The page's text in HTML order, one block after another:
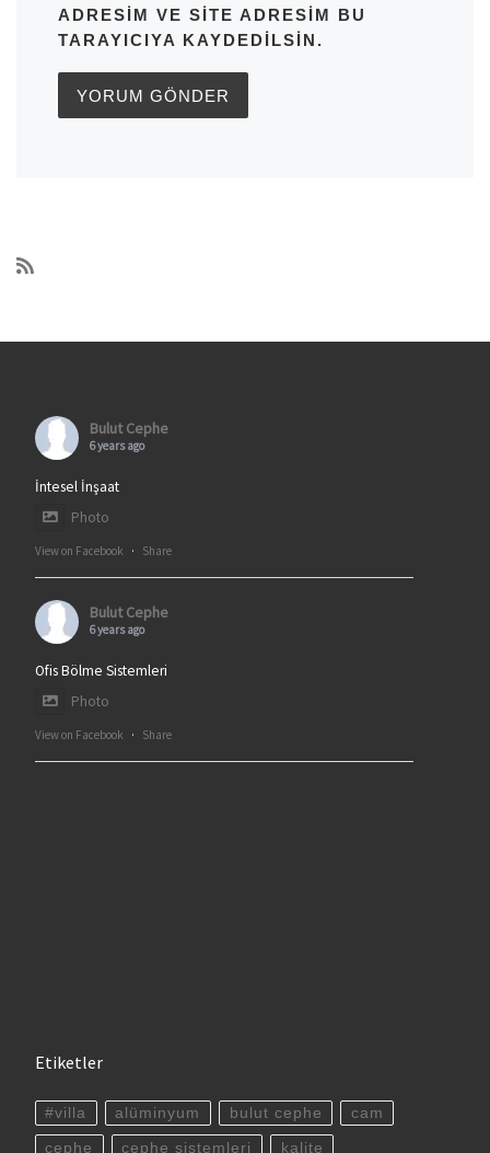
ADRESIM VE SITE ADRESIM BU
TARAYICIYA KAYDEDILSIN.
Bulut Cephe
6 years ago
İntesel İnşaat
Photo
View on Facebook · Share
Bulut Cephe
6 years ago
Ofis Bölme Sistemleri
Photo
View on Facebook · Share
Etiketler
#villa alüminyum bulut cephe cam
cephe cephe sistemleri kalite